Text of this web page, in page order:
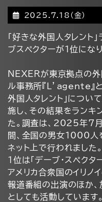
2025.7.18(金)
「好きな外国人タレント
ブスペクターが1位になり
NEXERが東京拠点の外
ル事務所『L’agente』
外国人タレント」につい
施し、その結果をランキ
た。調査は、2025年7
間、全国の男女1000人
ネット上で行われました。
1位は「デーブ・スペクタ
アメリカ合衆国のイリノ
報道番組の出演のほか
としても活動しています